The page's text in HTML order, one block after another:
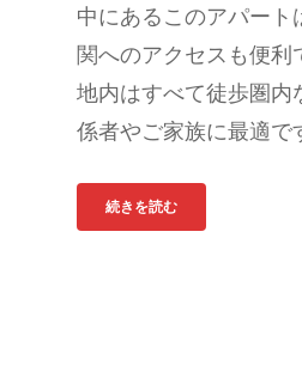
中にあるこのアパート
関へのアクセスも便利
地内はすべて徒歩圏内
係者やご家族に最適で
続きを読む